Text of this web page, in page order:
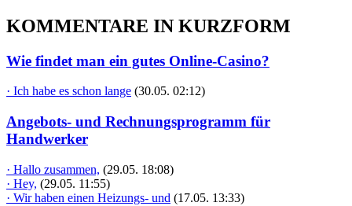
KOMMENTARE IN KURZFORM
Wie findet man ein gutes Online-Casino?
· Ich habe es schon lange (30.05. 02:12)
Angebots- und Rechnungsprogramm für
Handwerker
· Hallo zusammen, (29.05. 18:08)
· Hey, (29.05. 11:55)
· Wir haben einen Heizungs- und (17.05. 13:33)